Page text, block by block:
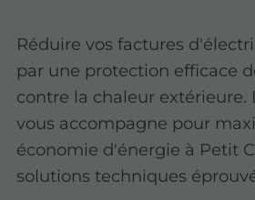
Réduire vos factures
par une protection efficace
contre la chaleur extérieure.
vous accompagne pour
économie d'énergie à Petit
solutions techniques